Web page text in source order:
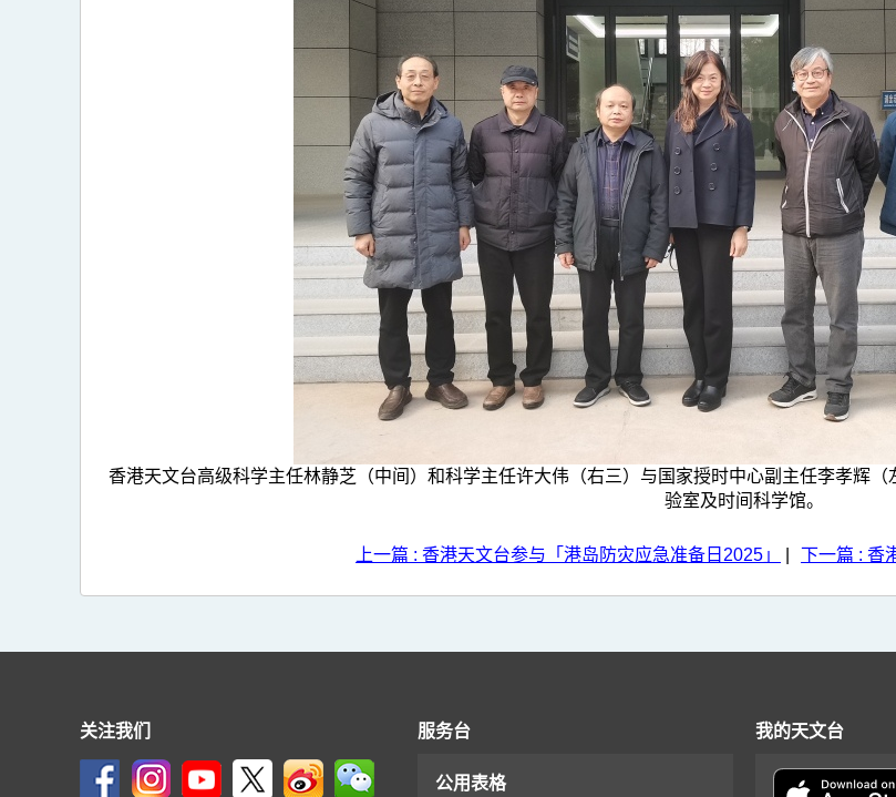
香港天文台高级科学主任林静芝（中间）和科学主任许大伟（右三）与国家授时中心副主任李孝辉
验室及时间科学馆。
上一篇 : 香港天文台参与「港岛防灾应急准备日2025」 下一篇 :
关注我们 服务台
公用表格
我的天文台